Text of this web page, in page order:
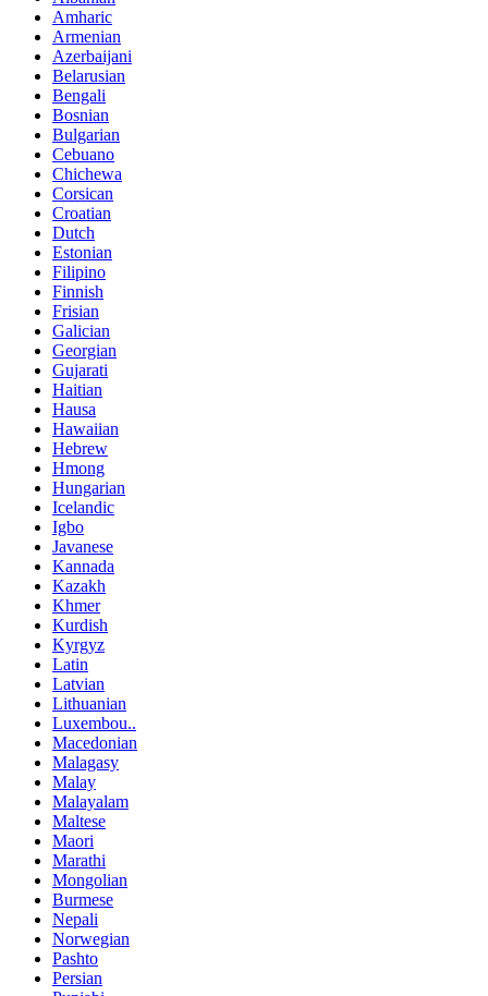
Amharic
Armenian
Azerbaijani
Belarusian
Bengali
Bosnian
Bulgarian
Cebuano
Chichewa
Corsican
Croatian
Dutch
Estonian
Filipino
Finnish
Frisian
Galician
Georgian
Gujarati
Haitian
Hausa
Hawaiian
Hebrew
Hmong
Hungarian
Icelandic
Igbo
Javanese
Kannada
Kazakh
Khmer
Kurdish
Kyrgyz
Latin
Latvian
Lithuanian
Luxembou..
Macedonian
Malagasy
Malay
Malayalam
Maltese
Maori
Marathi
Mongolian
Burmese
Nepali
Norwegian
Pashto
Persian